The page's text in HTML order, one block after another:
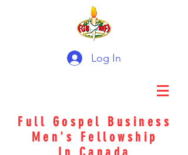
Log In
Full Gospel Business
Men's Fellowship